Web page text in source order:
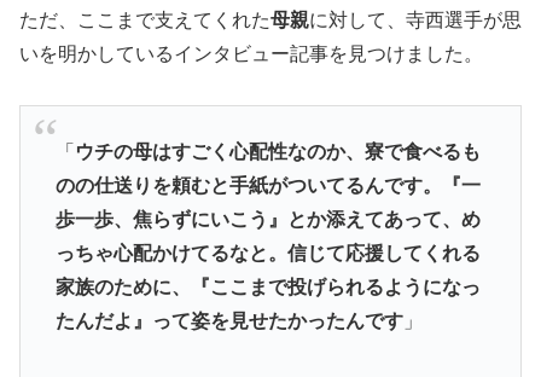
ただ、ここまで支えてくれた母親に対して、寺西選手が思
いを明かしているインタビュー記事を見つけました。
「ウチの母はすごく心配性なのか、寮で食べるも
のの仕送りを頼むと手紙がついてるんです。『一
歩一歩、焦らずにいこう』とか添えてあって、め
っちゃ心配かけてるなと。信じて応援してくれる
家族のために、『ここまで投げられるようになっ
たんだよ』って姿を見せたかったんです」